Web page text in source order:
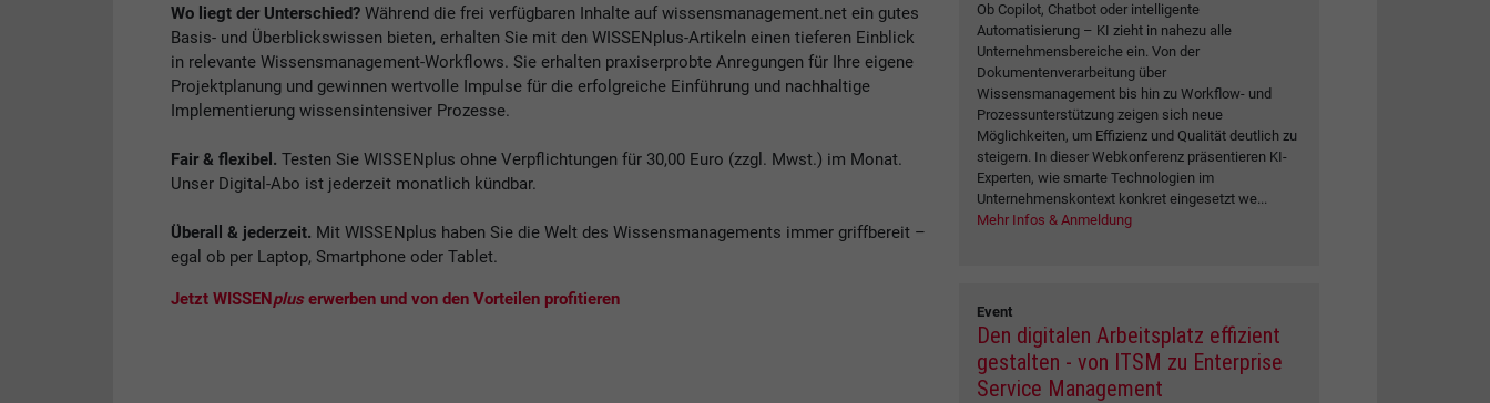
Wo liegt der Unterschied?Während die frei verfügbaren Inhalte auf wissensmanagement.net ein gutes
Basis- und Überblickswissen bieten, erhalten Sie mit den WISSENplus-Artikeln einen tieferen Einblick
in relevante Wissensmanagement-Workflows. Sie erhalten praxiserprobte Anregungen für Ihre eigene
Projektplanung und gewinnen wertvolle Impulse für die erfolgreiche Einführung und nachhaltige
Implementierung wissensintensiver Prozesse.
Fair & flexibel. Testen Sie WISSENplus ohne Verpflichtungen für 30,00 Euro (zzgl. Mwst.) im Monat.
Unser Digital-Abo ist jederzeit monatlich kündbar.
Überall & jederzeit. Mit WISSENplus haben Sie die Welt des Wissensmanagements immer griffbereit –
egal ob per Laptop, Smartphone oder Tablet.
Jetzt WISSEN pluserwerben und von den Vorteilen profitieren
Ob Copilot, Chatbot oder intelligente
Automatisierung – KI zieht in nahezu alle
Unternehmensbereiche ein. Von der
Dokumentenverarbeitung über
Wissensmanagement bis hin zu Workflow- und
Prozessunterstützung zeigen sich neue
Möglichkeiten, um Effizienz und Qualität deutlich zu
steigern. In dieser Webkonferenz präsentieren KI-
Experten, wie smarte Technologien im
Unternehmenskontext konkret eingesetzt we...
Mehr Infos & Anmeldung
Event
Den digitalen Arbeitsplatz effizient
gestalten - von ITSM zu Enterprise
Service Management